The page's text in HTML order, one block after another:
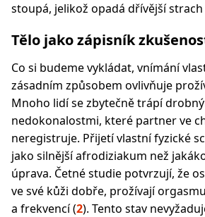
stoupá, jelikož opadá dřívější strach
Tělo jako zápisník
Co si budeme vykládat, vnímání
zásadním způsobem ovlivňuje
Mnoho lidí se zbytečně trápí
nedokonalostmi, které partner ve
neregistruje. Přijetí vlastní fyzické
jako silnější afrodiziakum než
úprava. Četné studie potvrzují, že
ve své kůži dobře, prožívají
a frekvencí (2). Tento stav